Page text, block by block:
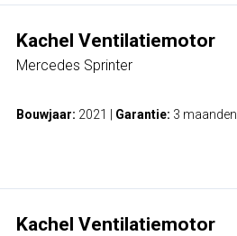
Kachel Ventilatiemotor
Mercedes Sprinter
Bouwjaar: 2021 Garantie: 3 maanden
Kachel Ventilatiemotor